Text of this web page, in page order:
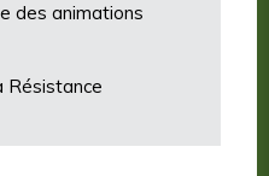
des animations
Résistance